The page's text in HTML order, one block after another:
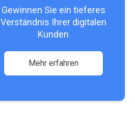
Gewinnen Sie ein tieferes
Verständnis Ihrer digitalen
Kunden
Mehr erfahren